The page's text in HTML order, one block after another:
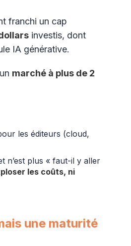
franchi un cap
investis, dont
IA générative.
marché à plus de 2
les éditeurs (cloud,
n’est plus « faut-il y aller
les coûts, ni
une maturité